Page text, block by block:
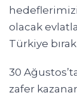
hedeflerimizi
olacak
Türkiye
30
zafer